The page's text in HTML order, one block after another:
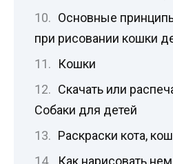
Основные
при рисовании кошки
Кошки
Скачать или
Собаки для детей
Раскраски кота,